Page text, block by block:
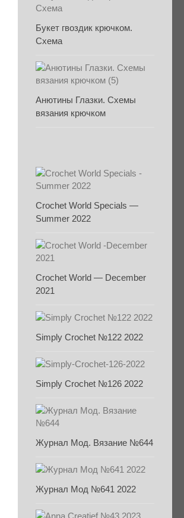
Букет гвоздик крючком.
Схема
Анютины Глазки. Схемы
вязания крючком
Crochet World Specials —
Summer 2022
Crochet World — December
2021
Simply Crochet №122 2022
Simply Crochet №126 2022
Журнал Мод. Вязание №644
Журнал Мод №641 2022